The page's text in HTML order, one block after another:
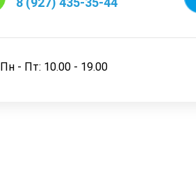
Пн - Пт: 10.00 - 19.00